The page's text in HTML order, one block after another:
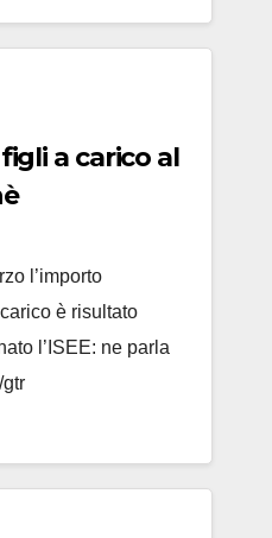
a carico al
l’importo
è risultato
l’ISEE: ne parla
gtr